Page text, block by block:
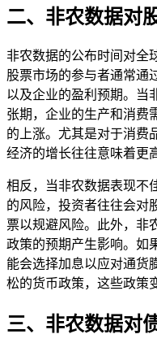
二、非农数据对
非农数据的公布时间对全
股票市场的参与者通常通
以及企业的盈利预期。当
张期，企业的生产和消费
的上涨。尤其是对于消费
经济的增长往往意味着更
相反，当非农数据表现不
的风险，投资者往往会对
票以规避风险。此外，非
政策的预期产生影响。如
能会选择加息以应对通货
松的货币政策，这些政策
三、非农数据对